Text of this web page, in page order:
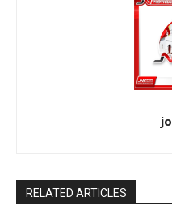
s
RELATED ARTICLES